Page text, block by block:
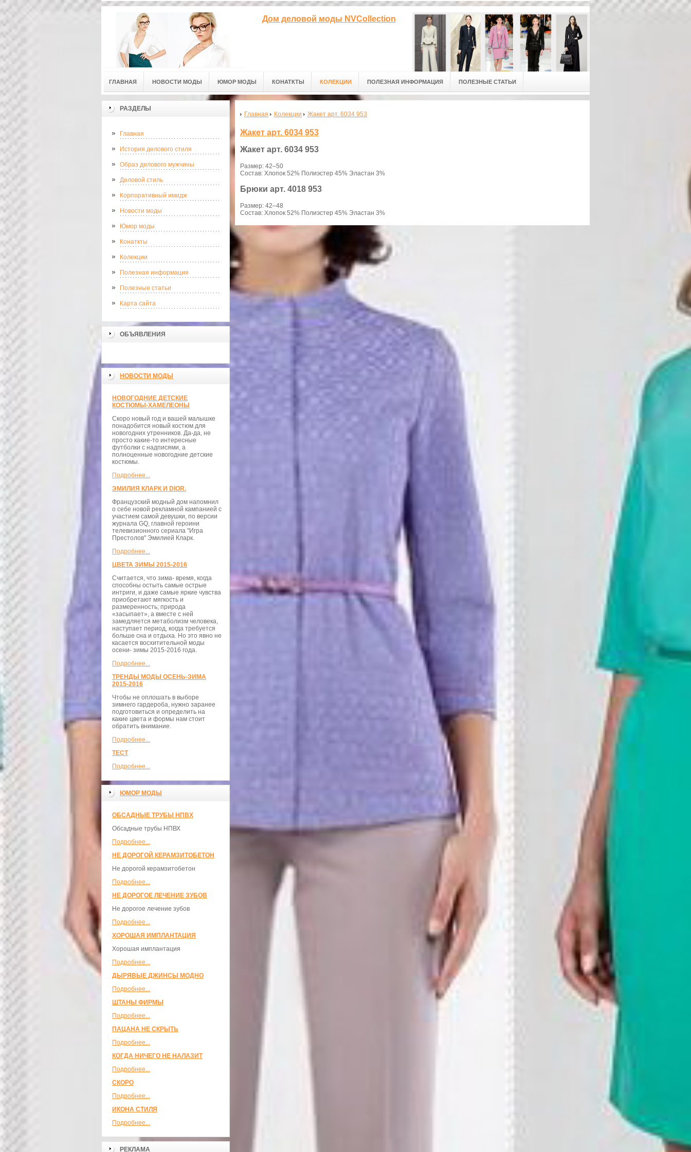
Дом деловой моды NVCollection
ГЛАВНАЯ НОВОСТИ МОДЫ ЮМОР МОДЫ КОНАТКТЫ КОЛЕКЦИИ ПОЛЕЗНАЯ ИНФОРМАЦИЯ ПОЛЕЗНЫЕ СТАТЬИ
РАЗДЕЛЫ
Главная
История делового стиля
Образ делового мужчины
Деловой стиль
Корпоративный имидж
Новости моды
Юмор моды
Конаткты
Колекции
Полезная информация
Полезные статьи
Карта сайта
ОБЪЯВЛЕНИЯ
НОВОСТИ МОДЫ
НОВОГОДНИЕ ДЕТСКИЕ
КОСТЮМЫ-ХАМЕЛЕОНЫ
Скоро новый год и вашей малышке
понадобится новый костюм для
новогодних утренников. Да-да, не
просто какие-то интересные
футболки с надписями, а
полноценные новогодние детские
костюмы.
Подробнее...
ЭМИЛИЯ КЛАРК И DIOR.
Французский модный дом напомнил
о себе новой рекламной кампанией с
участием самой девушки, по версии
журнала GQ, главной героини
телевизионного сериала "Игра
Престолов" Эмилией Кларк.
Подробнее...
ЦВЕТА ЗИМЫ 2015-2016
Считается, что зима- время, когда
способны остыть самые острые
интриги, и даже самые яркие чувства
приобретают мягкость и
размеренность; природа
«засыпает», а вместе с ней
замедляется метаболизм человека,
наступает период, когда требуется
больше сна и отдыха. Но это явно не
касается восхитительной моды
осени- зимы 2015-2016 года.
Подробнее...
ТРЕНДЫ МОДЫ ОСЕНЬ-ЗИМА
2015-2016
Чтобы не оплошать в выборе
зимнего гардероба, нужно заранее
подготовиться и определить на
какие цвета и формы нам стоит
обратить внимание.
Подробнее...
ТЕСТ
Подробнее...
ЮМОР МОДЫ
ОБСАДНЫЕ ТРУБЫ НПВХ
Обсадные трубы НПВХ
Подробнее...
НЕ ДОРОГОЙ КЕРАМЗИТОБЕТОН
Не дорогой керамзитобетон
Подробнее...
НЕ ДОРОГОЕ ЛЕЧЕНИЕ ЗУБОВ
Не дорогое лечение зубов
Подробнее...
ХОРОШАЯ ИМПЛАНТАЦИЯ
Хорошая имплантация
Подробнее...
ДЫРЯВЫЕ ДЖИНСЫ МОДНО
Подробнее...
ШТАНЫ ФИРМЫ
Подробнее...
ПАЦАНА НЕ СКРЫТЬ
Подробнее...
КОГДА НИЧЕГО НЕ НАЛАЗИТ
Подробнее...
СКОРО
Подробнее...
ИКОНА СТИЛЯ
Подробнее...
РЕКЛАМА
Главная Колекции Жакет арт. 6034 953
Жакет арт. 6034 953
Жакет арт. 6034 953
Размер: 42–50
Состав: Хлопок 52% Полиэстер 45% Эластан 3%
Брюки арт. 4018 953
Размер: 42–48
Состав: Хлопок 52% Полиэстер 45% Эластан 3%